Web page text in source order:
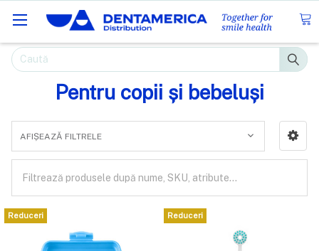
Caută
Pentru copii și bebeluși
AFIȘEAZĂ FILTRELE
Reduceri Reduceri